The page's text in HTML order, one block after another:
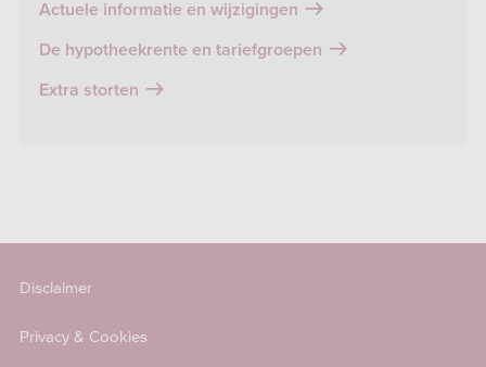
Actuele informatie en wijzigingen
De hypotheekrente en tariefgroepen
Extra storten
Disclaimer
Privacy & Cookies